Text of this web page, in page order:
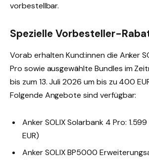
vorbestellbar.
Spezielle Vorbesteller-
Vorab erhalten Kund:innen die Anker
Pro sowie ausgewählte Bundles im
bis zum 13. Juli 2026 um bis zu 400
Folgende Angebote sind verfügbar:
Anker SOLIX Solarbank 4 Pro:
EUR)
Anker SOLIX BP5000